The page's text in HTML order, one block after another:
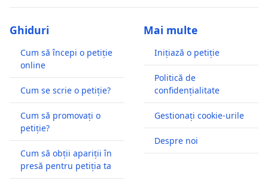
Ghiduri
Cum să începi o petiție
online
Cum se scrie o petiție?
Cum să promovați o
petiție?
Cum să obții apariții în
presă pentru petiția ta
Mai multe
Inițiază o petiție
Politică de
confidențialitate
Gestionați cookie-urile
Despre noi